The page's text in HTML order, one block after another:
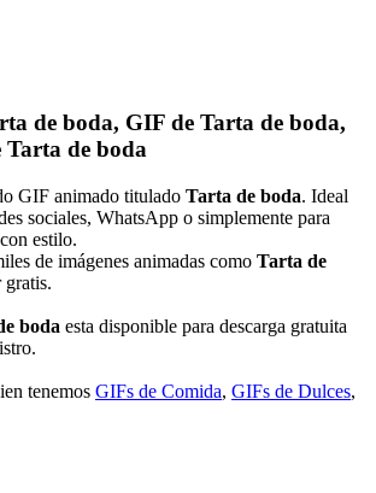
de boda, GIF de Tarta de boda,
Tarta de boda
GIF animado titulado Tarta de boda. Ideal
sociales, WhatsApp o simplemente para
estilo.
de imágenes animadas como Tarta de
gratis.
boda esta disponible para descarga gratuita
tenemos GIFs de Comida, GIFs de Dulces,